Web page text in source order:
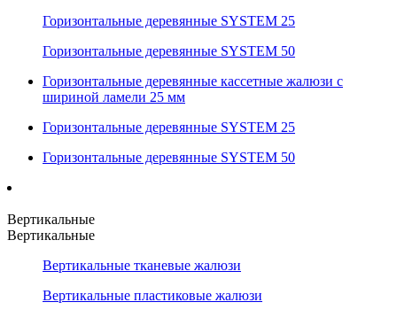
Горизонтальные деревянные SYSTEM 25
Горизонтальные деревянные SYSTEM 50
Горизонтальные деревянные кассетные жалюзи с
шириной ламели 25 мм
Горизонтальные деревянные SYSTEM 25
Горизонтальные деревянные SYSTEM 50
Вертикальные
Вертикальные
Вертикальные тканевые жалюзи
Вертикальные пластиковые жалюзи